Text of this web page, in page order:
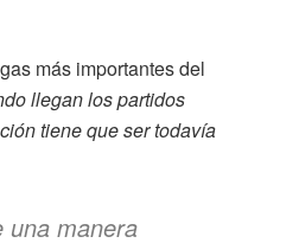
más importantes del
llegan los partidos
tiene que ser todavía
una manera